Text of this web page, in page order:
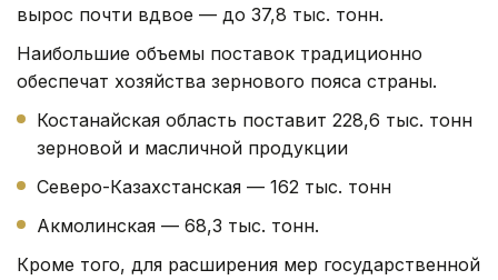
вырос почти вдвое — до 37,8 тыс. тонн.
Наибольшие объемы поставок традиционно
обеспечат хозяйства зернового пояса страны.
Костанайская область поставит 228,6 тыс. тонн
зерновой и масличной продукции
Северо-Казахстанская — 162 тыс. тонн
Акмолинская — 68,3 тыс. тонн.
Кроме того, для расширения мер государственной